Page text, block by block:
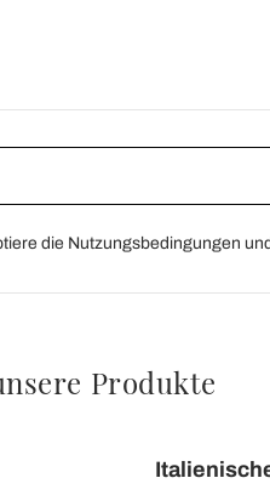
die Nutzungsbedingungen
Produkte